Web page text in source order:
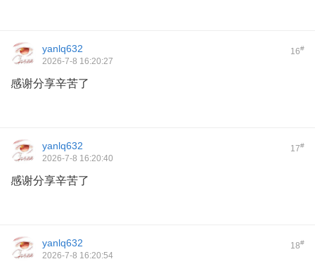
16#
yanlq632
2026-7-8 16:20:27
感谢分享辛苦了
17#
yanlq632
2026-7-8 16:20:40
感谢分享辛苦了
18#
yanlq632
2026-7-8 16:20:54